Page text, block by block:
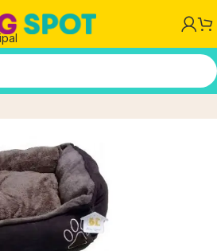
Queen Rectangular 45x35x16cm